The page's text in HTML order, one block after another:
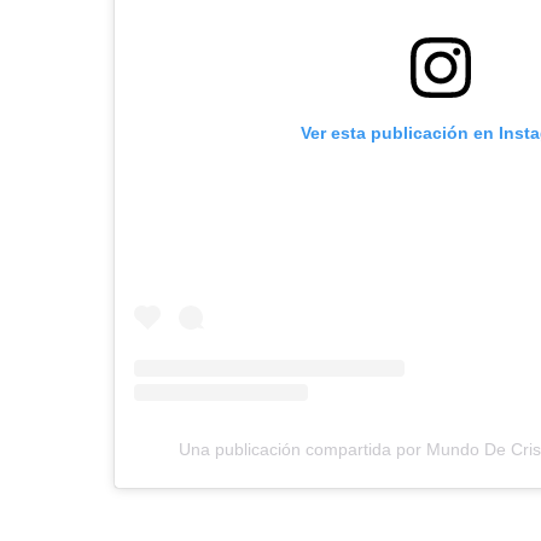
Ver esta publicación en
Una publicación compartida por Mundo De